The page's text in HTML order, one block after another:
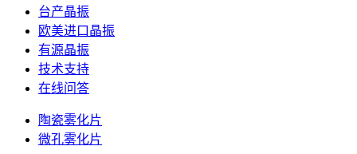
台产晶振
欧美进口晶振
有源晶振
技术支持
在线问答
陶瓷雾化片
微孔雾化片